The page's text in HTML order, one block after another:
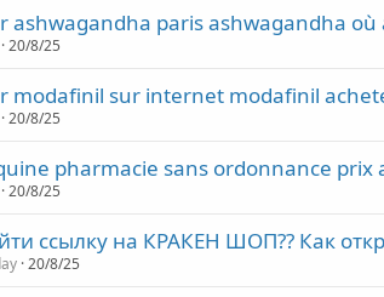
ashwagandha paris ashwagandha où
20/8/25
modafinil sur internet modafinil
20/8/25
pharmacie sans ordonnance
20/8/25
ссылку на КРАКЕН ШОП?? Как
20/8/25